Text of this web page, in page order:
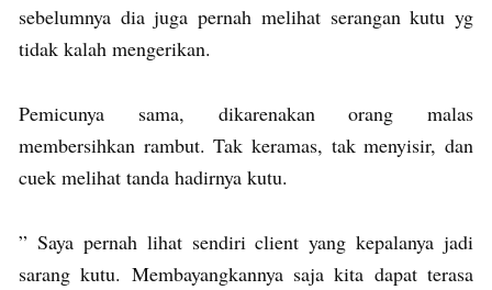
sebelumnya dia juga pernah melihat serangan kutu yg
tidak kalah mengerikan.
Pemicunya sama, dikarenakan orang malas
membersihkan rambut. Tak keramas, tak menyisir, dan
cuek melihat tanda hadirnya kutu.
” Saya pernah lihat sendiri client yang kepalanya jadi
sarang kutu. Membayangkannya saja kita dapat terasa